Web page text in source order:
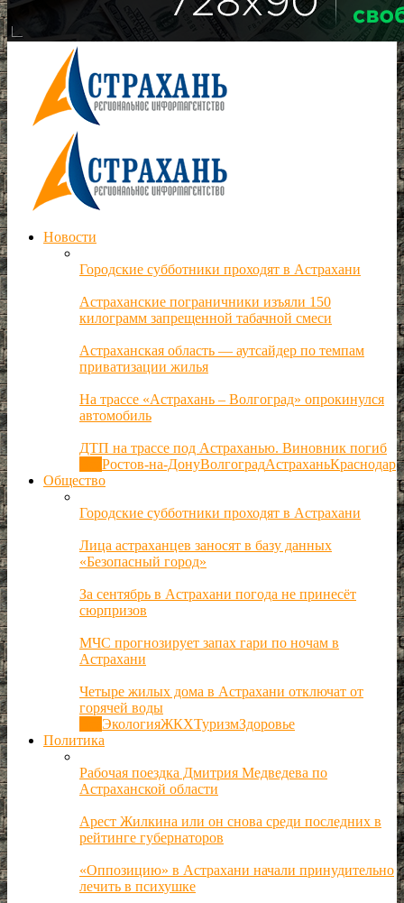
Новости
Городские субботники проходят в Астрахани
Астраханские пограничники изъяли 150
килограмм запрещенной табачной смеси
Астраханская область — аутсайдер по темпам
приватизации жилья
На трассе «Астрахань – Волгоград» опрокинулся
автомобиль
ДТП на трассе под Астраханью. Виновник погиб
Ростов-на-ДонуВолгоградАстраханьКраснодар
Общество
Городские субботники проходят в Астрахани
Лица астраханцев заносят в базу данных
«Безопасный город»
За сентябрь в Астрахани погода не принесёт
сюрпризов
МЧС прогнозирует запах гари по ночам в
Астрахани
Четыре жилых дома в Астрахани отключат от
горячей воды
ЭкологияЖКХТуризмЗдоровье
Политика
Рабочая поездка Дмитрия Медведева по
Астраханской области
Арест Жилкина или он снова среди последних в
рейтинге губернаторов
«Оппозицию» в Астрахани начали принудительно
лечить в психушке